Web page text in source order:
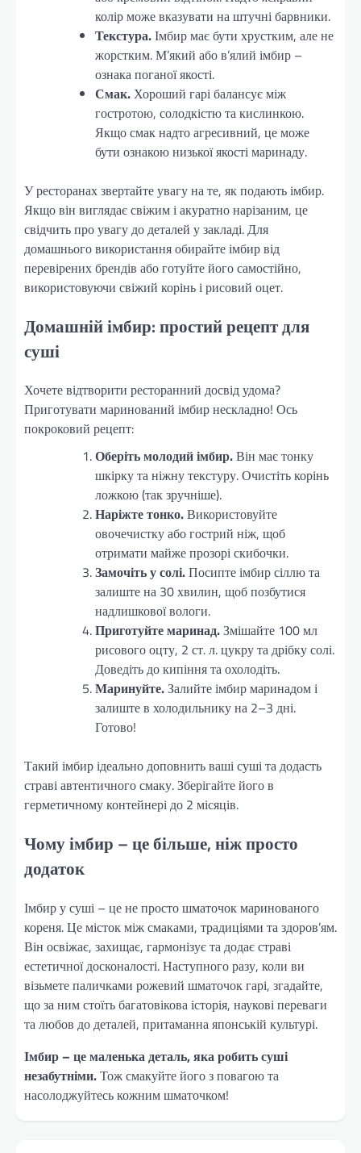
колір може вказувати на штучні барвники.
Текстура.Імбир має бути хрустким, але не
жорстким. М’який або в’ялий імбир –
ознака поганої якості.
Смак.Хороший гарі балансує між
гостротою, солодкістю та кислинкою.
Якщо смак надто агресивний, це може
бути ознакою низької якості маринаду.
У ресторанах звертайте увагу на те, як подають імбир.
Якщо він виглядає свіжим і акуратно нарізаним, це
свідчить про увагу до деталей у закладі. Для
домашнього використання обирайте імбир від
перевірених брендів або готуйте його самостійно,
використовуючи свіжий корінь і рисовий оцет.
Домашній імбир: простий рецепт для
суші
Хочете відтворити ресторанний досвід удома?
Приготувати маринований імбир нескладно! Ось
покроковий рецепт:
Оберіть молодий імбир.Він має тонку
шкірку та ніжну текстуру. Очистіть корінь
ложкою (так зручніше).
Наріжте тонко.Використовуйте
овочечистку або гострий ніж, щоб
отримати майже прозорі скибочки.
Замочіть у солі.Посипте імбир сіллю та
залиште на 30 хвилин, щоб позбутися
надлишкової вологи.
Приготуйте маринад.Змішайте 100 мл
рисового оцту, 2 ст. л. цукру та дрібку солі.
Доведіть до кипіння та охолодіть.
Маринуйте.Залийте імбир маринадом і
залиште в холодильнику на 2–3 дні.
Готово!
Такий імбир ідеально доповнить ваші суші та додасть
страві автентичного смаку. Зберігайте його в
герметичному контейнері до 2 місяців.
Чому імбир – це більше, ніж просто
додаток
Імбир у суші – це не просто шматочок маринованого
кореня. Це місток між смаками, традиціями та здоров’ям.
Він освіжає, захищає, гармонізує та додає страві
естетичної досконалості. Наступного разу, коли ви
візьмете паличками рожевий шматочок гарі, згадайте,
що за ним стоїть багатовікова історія, наукові переваги
та любов до деталей, притаманна японській культурі.
Імбир – це маленька деталь, яка робить суші
незабутніми.Тож смакуйте його з повагою та
насолоджуйтесь кожним шматочком!